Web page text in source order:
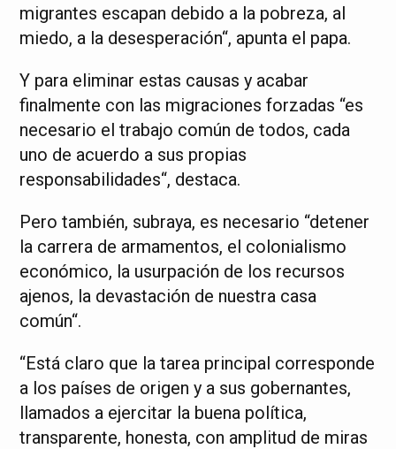
migrantes escapan debido a la pobreza, al
miedo, a la desesperación“, apunta el papa.
Y para eliminar estas causas y acabar
finalmente con las migraciones forzadas “es
necesario el trabajo común de todos, cada
uno de acuerdo a sus propias
responsabilidades“, destaca.
Pero también, subraya, es necesario “detener
la carrera de armamentos, el colonialismo
económico, la usurpación de los recursos
ajenos, la devastación de nuestra casa
común“.
“Está claro que la tarea principal corresponde
a los países de origen y a sus gobernantes,
llamados a ejercitar la buena política,
transparente, honesta, con amplitud de miras